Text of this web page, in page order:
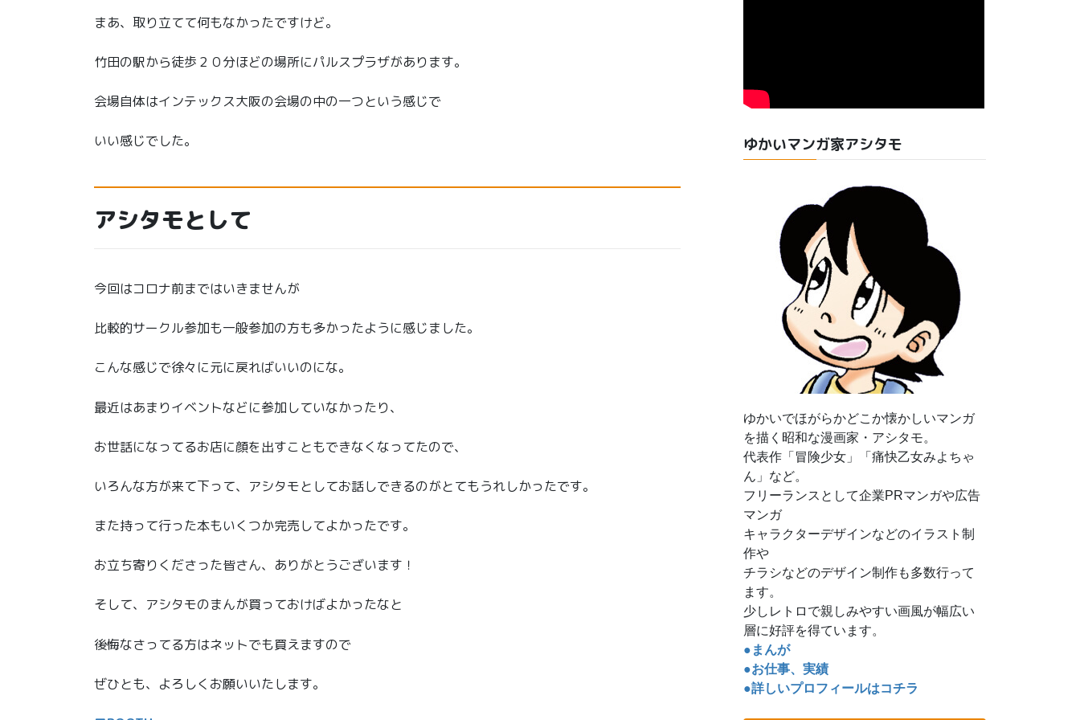
まあ、取り立てて何もなかったですけど。
竹田の駅から徒歩２０分ほどの場所にパルスプラザがあります。
会場自体はインテックス大阪の会場の中の一つという感じで
いい感じでした。
アシタモとして
今回はコロナ前まではいきませんが
比較的サークル参加も一般参加の方も多かったように感じました。
こんな感じで徐々に元に戻ればいいのにな。
最近はあまりイベントなどに参加していなかったり、
お世話になってるお店に顔を出すこともできなくなってたので、
いろんな方が来て下って、アシタモとしてお話しできるのがとてもうれしかったです。
また持って行った本もいくつか完売してよかったです。
お立ち寄りくださった皆さん、ありがとうございます！
そして、アシタモのまんが買っておけばよかったなと
後悔なさってる方はネットでも買えますので
ぜひとも、よろしくお願いいたします。
ゆかいマンガ家アシタモ
ゆかいでほがらかどこか懐かしいマンガ
を描く昭和な漫画家・アシタモ。
代表作「冒険少女」「痛快乙女みよちゃ
ん」など。
フリーランスとして企業PRマンガや広告
マンガ
キャラクターデザインなどのイラスト制
作や
チラシなどのデザイン制作も多数行って
ます。
少しレトロで親しみやすい画風が幅広い
層に好評を得ています。
●まんが
●お仕事、実績
●詳しいプロフィールはコチラ